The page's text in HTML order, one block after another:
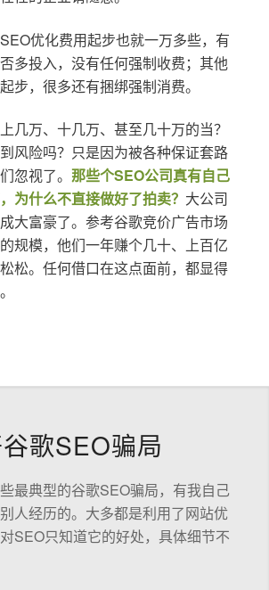
优化费用起步也就一万多些，有
多投入，没有任何强制收费；其他
步，很多还有捆绑强制消费。
几万、十几万、甚至几十万的当？
风险吗？只是因为被各种保证套路
忽视了。 那些个SEO公司真有自己
为什么不直接做好了拍卖？ 大公司
大富豪了。参考谷歌竞价广告市场
规模，他们一年赚个几十、上百亿
松。任何借口在这点面前，都显得
歌SEO骗局
最典型的谷歌SEO骗局，有我自己
人经历的。大多都是利用了网站优
SEO只知道它的好处，具体细节不